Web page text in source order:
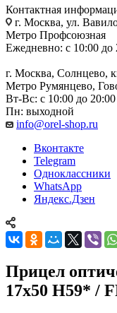
Контактная
г. Москва, ул.
Метро Профсоюзная
Ежедневно: с 10:00 до
г. Москва, Солнцево,
Метро Румянцево,
Вт-Вс: с 10:00 до 20:00
Пн: выходной
info@orel-shop.ru
Вконтакте
Telegram
Одноклассники
WhatsApp
Яндекс.Дзен
Прицел
17x50 H59* /